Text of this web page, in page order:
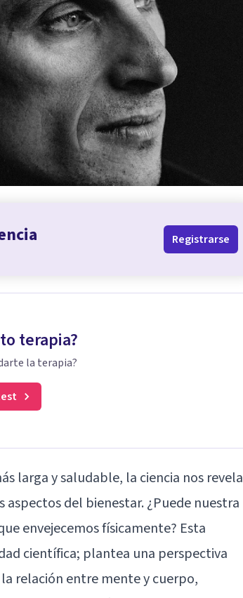
Registrarse
terapia?
la terapia?
larga y saludable, la ciencia nos revela
del bienestar. ¿Puede nuestra
envejecemos físicamente? Esta
científica; plantea una perspectiva
relación entre mente y cuerpo,